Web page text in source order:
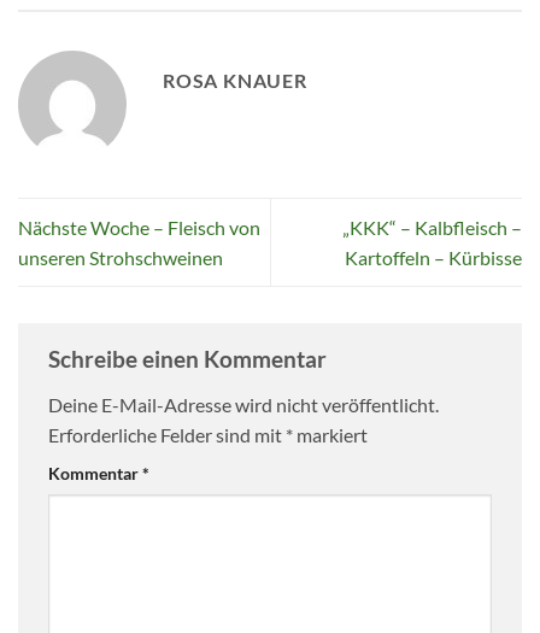
ROSA KNAUER
Nächste Woche – Fleisch von
unseren Strohschweinen
„KKK“ – Kalbfleisch –
Kartoffeln – Kürbisse
Schreibe einen Kommentar
Deine E-Mail-Adresse wird nicht veröffentlicht.
Erforderliche Felder sind mit * markiert
Kommentar*